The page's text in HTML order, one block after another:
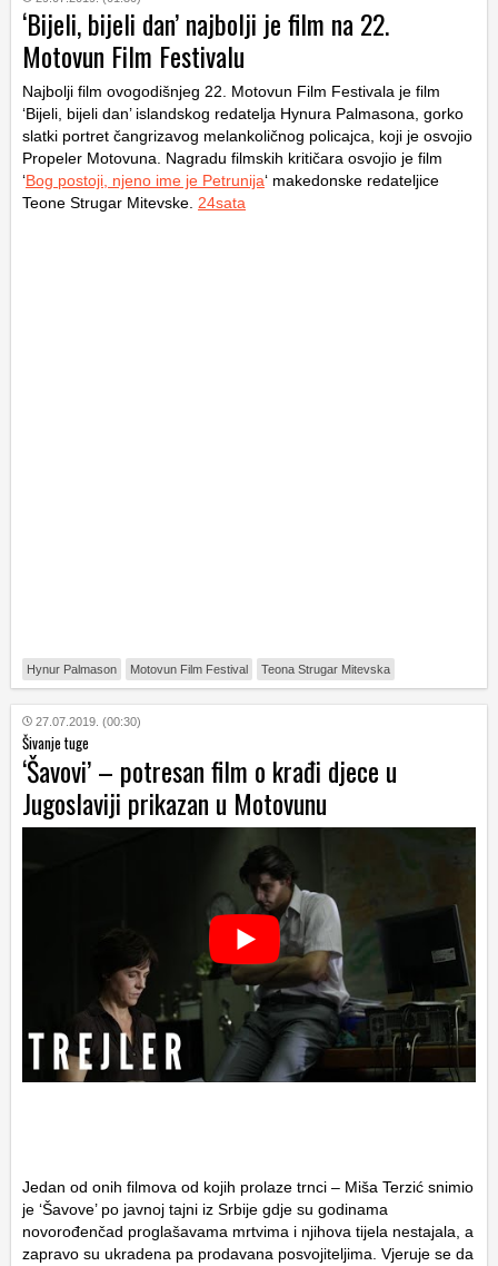
‘Bijeli, bijeli dan’ najbolji je film na 22.
Motovun Film Festivalu
Najbolji film ovogodišnjeg 22. Motovun Film Festivala je film
‘Bijeli, bijeli dan’ islandskog redatelja Hynura Palmasona, gorko
slatki portret čangrizavog melankoličnog policajca, koji je osvojio
Propeler Motovuna. Nagradu filmskih kritičara osvojio je film
‘Bog postoji, njeno ime je Petrunija‘ makedonske redateljice
Teone Strugar Mitevske. 24sata
Hynur Palmason Motovun Film Festival Teona Strugar Mitevska
27.07.2019. (00:30)
Šivanje tuge
‘Šavovi’ – potresan film o krađi djece u
Jugoslaviji prikazan u Motovunu
Jedan od onih filmova od kojih prolaze trnci – Miša Terzić snimio
je ‘Šavove’ po javnoj tajni iz Srbije gdje su godinama
novorođenčad proglašavama mrtvima i njihova tijela nestajala, a
zapravo su ukradena pa prodavana posvojiteljima. Vjeruje se da